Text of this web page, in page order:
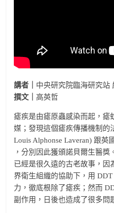
講者｜ 中央研究院臨海研究站
撰文｜ 高英哲
瘧疾是由瘧原蟲感染而起，瘧
媒；發現這個瘧疾傳播機制的
Louis Alphonse Laveran) 跟英
，分別因此獲頒諾貝爾生醫
已經是很久遠的古老故事，
界衛生組織的協助下，用
力，徹底根除了瘧疾；然而
副作用，日後也造成了很多問